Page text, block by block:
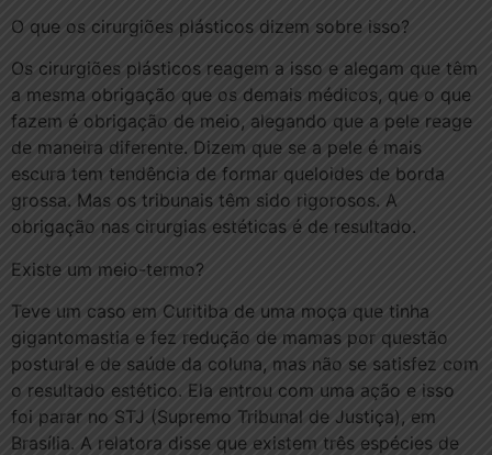
O que os cirurgiões plásticos dizem sobre isso?
Os cirurgiões plásticos reagem a isso e alegam que têm
a mesma obrigação que os demais médicos, que o que
fazem é obrigação de meio, alegando que a pele reage
de maneira diferente. Dizem que se a pele é mais
escura tem tendência de formar queloides de borda
grossa. Mas os tribunais têm sido rigorosos. A
obrigação nas cirurgias estéticas é de resultado.
Existe um meio-termo?
Teve um caso em Curitiba de uma moça que tinha
gigantomastia e fez redução de mamas por questão
postural e de saúde da coluna, mas não se satisfez com
o resultado estético. Ela entrou com uma ação e isso
foi parar no STJ (Supremo Tribunal de Justiça), em
Brasília. A relatora disse que existem três espécies de